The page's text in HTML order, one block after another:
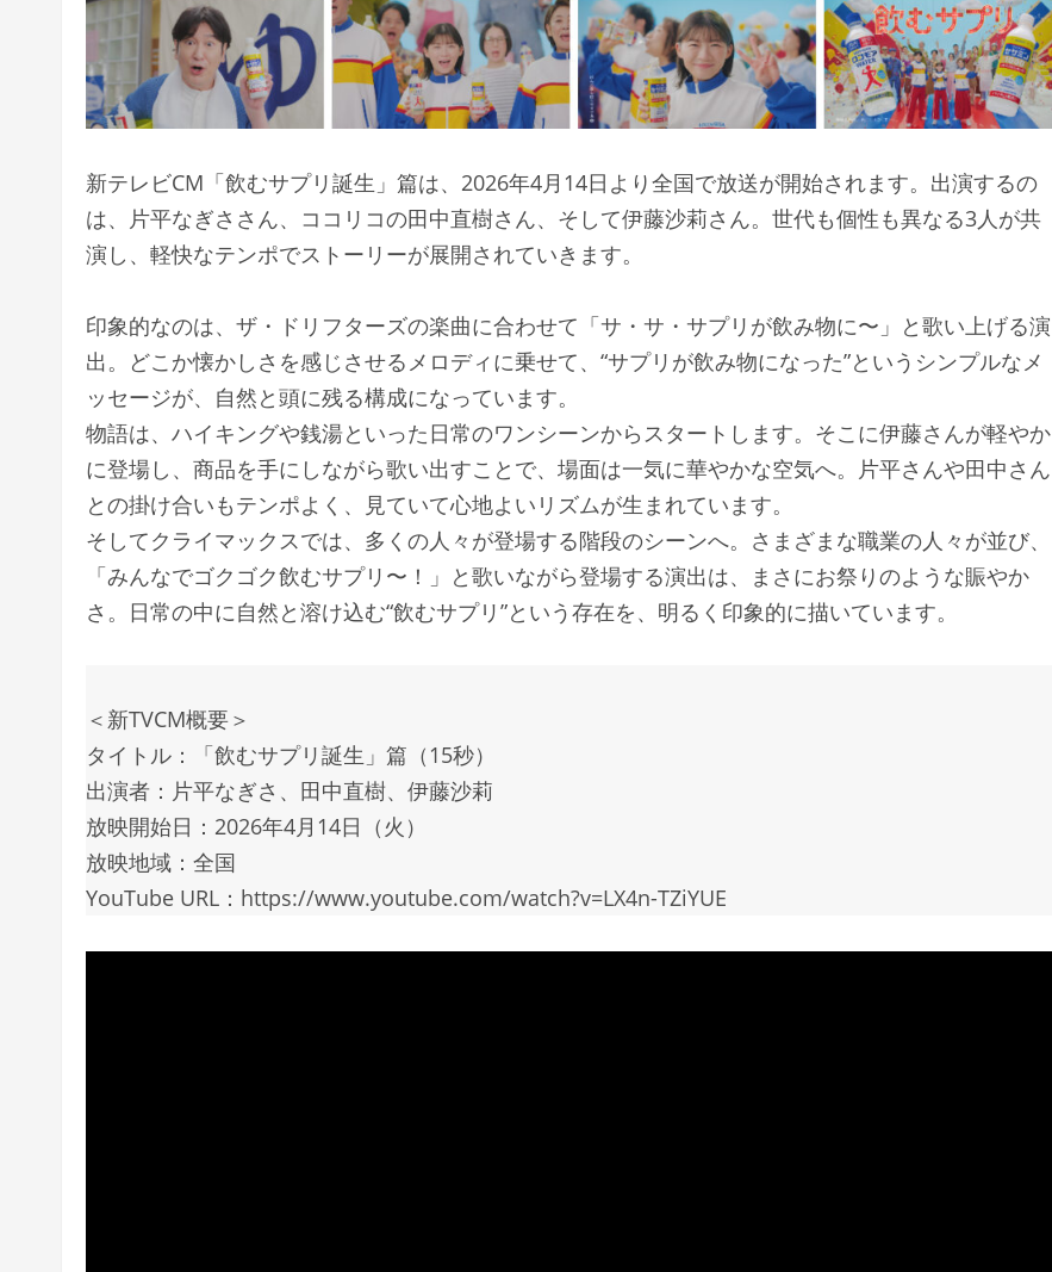
新テレビCM「飲むサプリ誕生」篇は、2026年4月14日より全国で放送が開始されます。出演するの
は、片平なぎささん、ココリコの田中直樹さん、そして伊藤沙莉さん。世代も個性も異なる3人が共
演し、軽快なテンポでストーリーが展開されていきます。
印象的なのは、ザ・ドリフターズの楽曲に合わせて「サ・サ・サプリが飲み物に〜」と歌い上げる演
出。どこか懐かしさを感じさせるメロディに乗せて、“サプリが飲み物になった”というシンプルなメ
ッセージが、自然と頭に残る構成になっています。
物語は、ハイキングや銭湯といった日常のワンシーンからスタートします。そこに伊藤さんが軽やか
に登場し、商品を手にしながら歌い出すことで、場面は一気に華やかな空気へ。片平さんや田中さん
との掛け合いもテンポよく、見ていて心地よいリズムが生まれています。
そしてクライマックスでは、多くの人々が登場する階段のシーンへ。さまざまな職業の人々が並び、
「みんなでゴクゴク飲むサプリ〜！」と歌いながら登場する演出は、まさにお祭りのような賑やか
さ。日常の中に自然と溶け込む“飲むサプリ”という存在を、明るく印象的に描いています。
＜新TVCM概要＞
タイトル：「飲むサプリ誕⽣」篇（15秒）
出演者：⽚平なぎさ、⽥中直樹、伊藤沙莉
放映開始⽇：2026年4⽉14⽇（⽕）
放映地域：全国
YouTube URL：https://www.youtube.com/watch?v=LX4n-TZiYUE